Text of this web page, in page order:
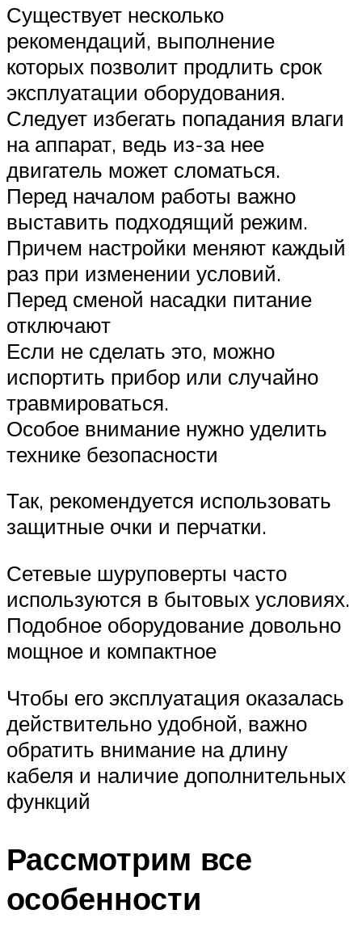
Существует несколько
рекомендаций, выполнение
которых позволит продлить срок
эксплуатации оборудования.
Следует избегать попадания влаги
на аппарат, ведь из-за нее
двигатель может сломаться.
Перед началом работы важно
выставить подходящий режим.
Причем настройки меняют каждый
раз при изменении условий.
Перед сменой насадки питание
отключают
Если не сделать это, можно
испортить прибор или случайно
травмироваться.
Особое внимание нужно уделить
технике безопасности
Так, рекомендуется использовать
защитные очки и перчатки.
Сетевые шуруповерты часто
используются в бытовых условиях.
Подобное оборудование довольно
мощное и компактное
Чтобы его эксплуатация оказалась
действительно удобной, важно
обратить внимание на длину
кабеля и наличие дополнительных
функций
Рассмотрим все
особенности